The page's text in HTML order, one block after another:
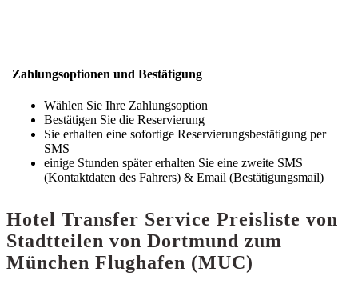
Zahlungsoptionen und Bestätigung
Wählen Sie Ihre Zahlungsoption
Bestätigen Sie die Reservierung
Sie erhalten eine sofortige Reservierungsbestätigung per
SMS
einige Stunden später erhalten Sie eine zweite SMS
(Kontaktdaten des Fahrers) & Email (Bestätigungsmail)
Hotel Transfer Service Preisliste von
Stadtteilen von Dortmund zum
München Flughafen (MUC)